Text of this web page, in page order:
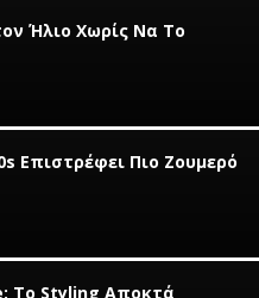
Ήλιο Χωρίς Να Το
Επιστρέφει Πιο Ζουμερό
Το Styling Αποκτά